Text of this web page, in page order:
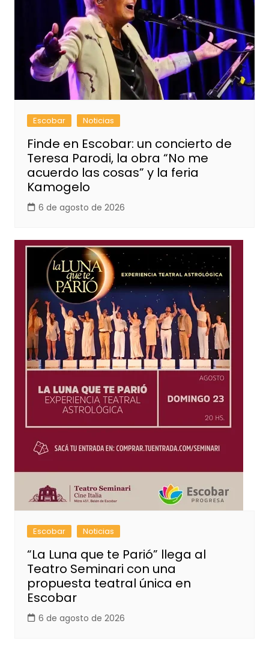
Escobar Noticias
Finde en Escobar: un concierto de
Teresa Parodi, la obra “No me
acuerdo las cosas” y la feria
Kamogelo
6 de agosto de 2026
Escobar Noticias
“La Luna que te Parió” llega al
Teatro Seminari con una
propuesta teatral única en
Escobar
6 de agosto de 2026